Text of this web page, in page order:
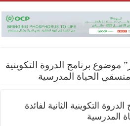
موضوع برنامج الدروة التكوينية
الحياة المدرسية
التكوينية الثانية لفائدة
المدرسية